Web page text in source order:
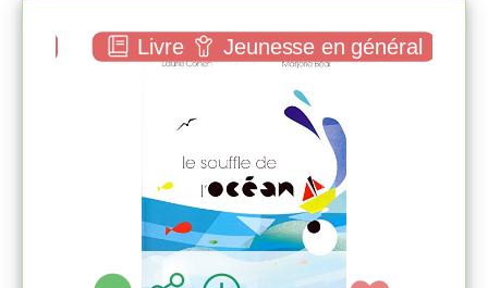
Livre Jeunesse en général
Le souffle de l'océan
Laurie COHEN
Balivernes éd. (
Francheville - 2014 )
Plus d'infos